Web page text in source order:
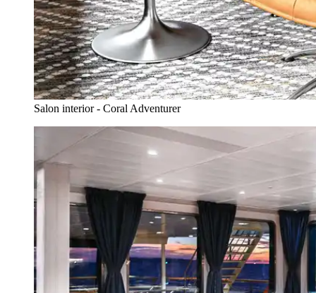
Salon interior - Coral Adventurer